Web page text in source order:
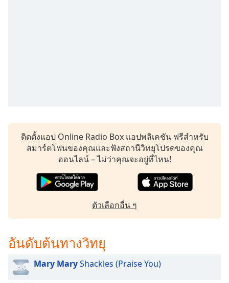
Chapters
Descriptions
descriptions
selected
settings
opens
subtitles
settings
ติดตั้งแอป Online Radio Box แอปพลิเคชัน ฟรีสำหรับ
สมาร์ตโฟนของคุณและฟังสถานีวิทยุโปรดของคุณ
ออนไลน์ – ไม่ว่าคุณจะอยู่ที่ไหน!
ตัวเลือกอื่น ๆ
อันดับต้นทางวิทยุ
Mary MaryShackles (Praise You)